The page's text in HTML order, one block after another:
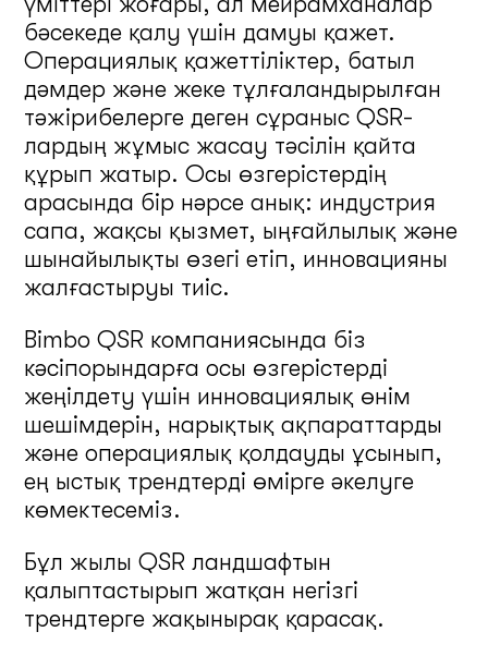
бәсекеде қалу үшін дамуы қажет.
Операциялық қажеттіліктер, батыл
дәмдер және жеке тұлғаландырылған
тәжірибелерге деген сұраныс QSR-
лардың жұмыс жасау тәсілін қайта
құрып жатыр. Осы өзгерістердің
арасында бір нәрсе анық: индустрия
сапа, жақсы қызмет, ыңғайлылық және
шынайылықты өзегі етіп, инновацияны
жалғастыруы тиіс.
Bimbo QSR компаниясында біз
кәсіпорындарға осы өзгерістерді
жеңілдету үшін инновациялық өнім
шешімдерін, нарықтық ақпараттарды
және операциялық қолдауды ұсынып,
ең ыстық трендтерді өмірге әкелуге
көмектесеміз.
Бұл жылы QSR ландшафтын
қалыптастырып жатқан негізгі
трендтерге жақынырақ қарасақ.